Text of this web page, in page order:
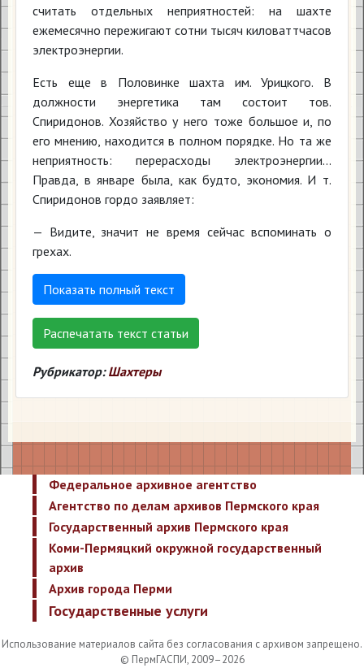
считать отдельных неприятностей: на шахте
ежемесячно пережигают сотни тысяч киловаттчасов
электроэнергии.
Есть еще в Половинке шахта им. Урицкого. В
должности энергетика там состоит тов.
Спиридонов. Хозяйство у него тоже большое и, по
его мнению, находится в полном порядке. Но та же
неприятность: перерасходы электроэнергии...
Правда, в январе была, как будто, экономия. И т.
Спиридонов гордо заявляет:
— Видите, значит не время сейчас вспоминать о
грехах.
Показать полный текст
Распечатать текст статьи
Рубрикатор: Шахтеры
Федеральное архивное агентство
Агентство по делам архивов Пермского края
Государственный архив Пермского края
Коми-Пермяцкий окружной государственный
архив
Архив города Перми
Государственные услуги
Использование материалов сайта без согласования с архивом запрещено.
© ПермГАСПИ, 2009–2026